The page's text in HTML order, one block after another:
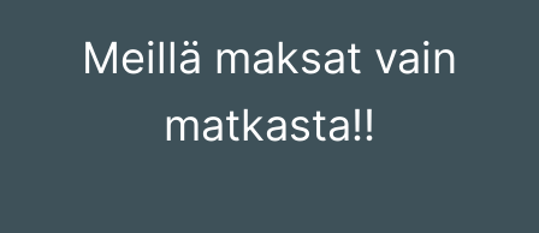
Meillä maksat vain
matkasta!!